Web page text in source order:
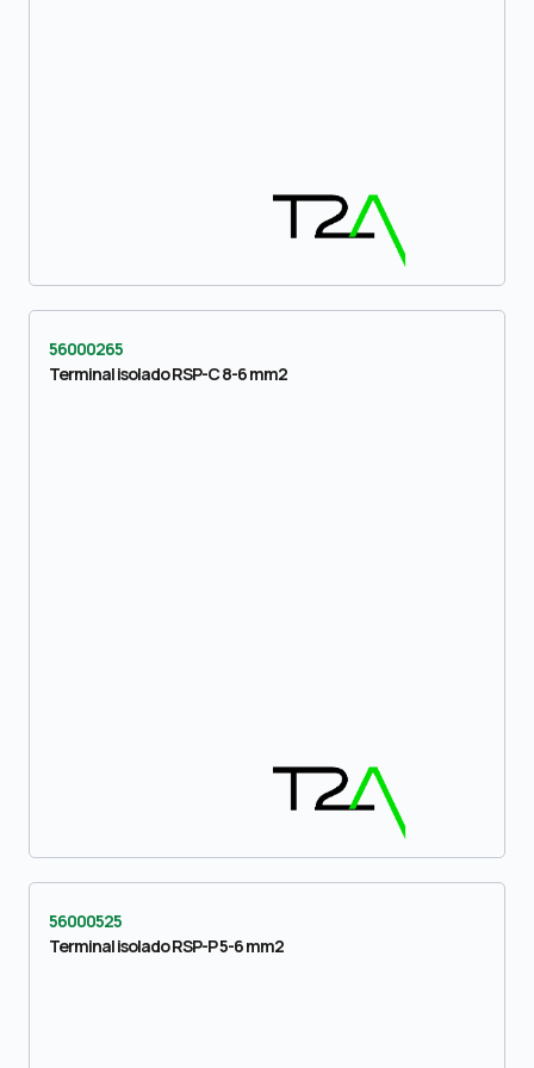
56000265
Terminal isolado RSP-C 8-6 mm2
56000525
Terminal isolado RSP-P 5-6 mm2